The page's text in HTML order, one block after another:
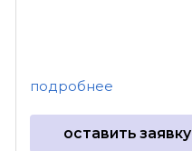
подробнее
оставить заявку